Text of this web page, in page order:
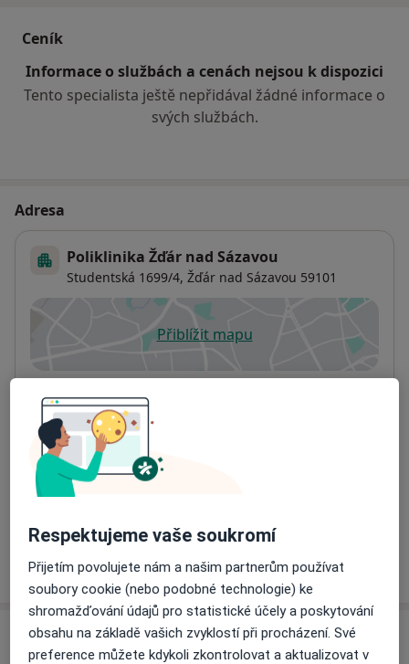
Ceník
Informace o službách a cenách nejsou k dispozici
Tento specialista ještě nepřidával žádné informace o
svých službách.
Adresa
Poliklinika Žďár nad Sázavou
Studentská 1699/4, Žďár nad Sázavou 59101
Přiblížit mapuse otevře v nové záložce
Co mám v takové situaci udělat?
Způsoby platby (soukromé návštěvy)
Na teto adrese lékař přijímá pacienty na pojišťovnu
Víceo adrese
Názory
Respektujeme vaše soukromí
Přijetím povolujete nám a našim partnerům používat
soubory cookie (nebo podobné technologie) ke
shromažďování údajů pro statistické účely a poskytování
obsahu na základě vašich zvyklostí při procházení. Své
preference můžete kdykoli zkontrolovat a aktualizovat v